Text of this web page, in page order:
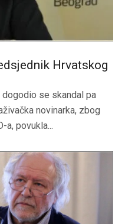
Hrvatskog
se skandal pa
novinarka, zbog
a, povukla...